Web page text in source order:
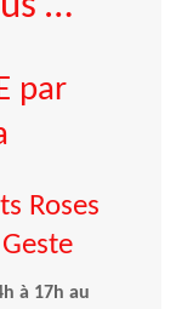
par
Roses
à 17h au